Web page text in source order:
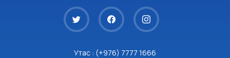
Утас : (+976) 7777 1666